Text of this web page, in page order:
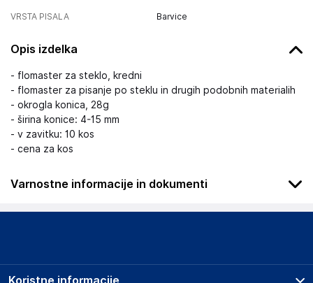
VRSTA PISALA Barvice
Opis izdelka
- flomaster za steklo, kredni
- flomaster za pisanje po steklu in drugih podobnih materialih
- okrogla konica, 28g
- širina konice: 4-15 mm
- v zavitku: 10 kos
- cena za kos
Varnostne informacije in dokumenti
Podatki o proizvajalcu